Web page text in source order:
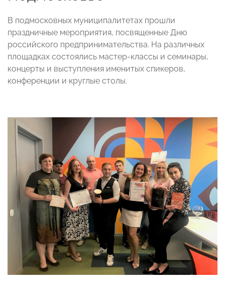
В подмосковных муниципалитетах прошли
праздничные мероприятия, посвященные Дню
российского предпринимательства. На различных
площадках состоялись мастер-классы и семинары,
концерты и выступления именитых спикеров,
конференции и круглые столы.